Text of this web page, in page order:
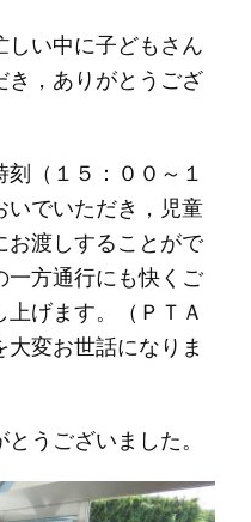
しい中に子どもさん
き，ありがとうござ
（１５：００～１
いでいただき，児童
お渡しすることがで
一方通行にも快くご
げます。（ＰＴＡ
変お世話になりま
うございました。